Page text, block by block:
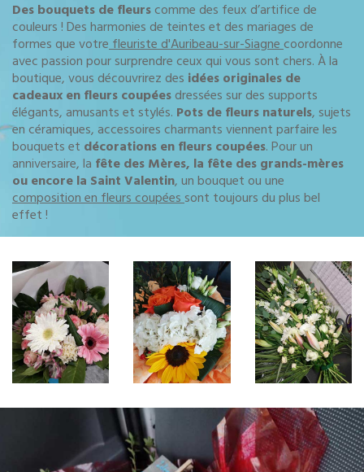
Des bouquets de fleurs comme des feux d’artifice de
couleurs ! Des harmonies de teintes et des mariages de
formes que votre fleuriste d'Auribeau-sur-Siagne coordonne
avec passion pour surprendre ceux qui vous sont chers. À la
boutique, vous découvrirez des idées originales de
cadeaux en fleurs coupées dressées sur des supports
élégants, amusants et stylés. Pots de fleurs naturels, sujets
en céramiques, accessoires charmants viennent parfaire les
bouquets et décorations en fleurs coupées. Pour un
anniversaire, la fête des Mères, la fête des grands-mères
ou encore la Saint Valentin, un bouquet ou une
composition en fleurs coupées sont toujours du plus bel
effet !